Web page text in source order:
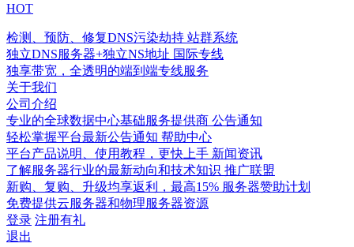
HOT
检测、预防、修复DNS污染劫持 站群系统
独立DNS服务器+独立NS地址 国际专线
独享带宽，全透明的端到端专线服务
关于我们
公司介绍
专业的全球数据中心基础服务提供商 公告通知
轻松掌握平台最新公告通知 帮助中心
平台产品说明、使用教程，更快上手 新闻资讯
了解服务器行业的最新动向和技术知识 推广联盟
新购、复购、升级均享返利，最高15% 服务器赞助计划
免费提供云服务器和物理服务器资源
登录 注册有礼
退出